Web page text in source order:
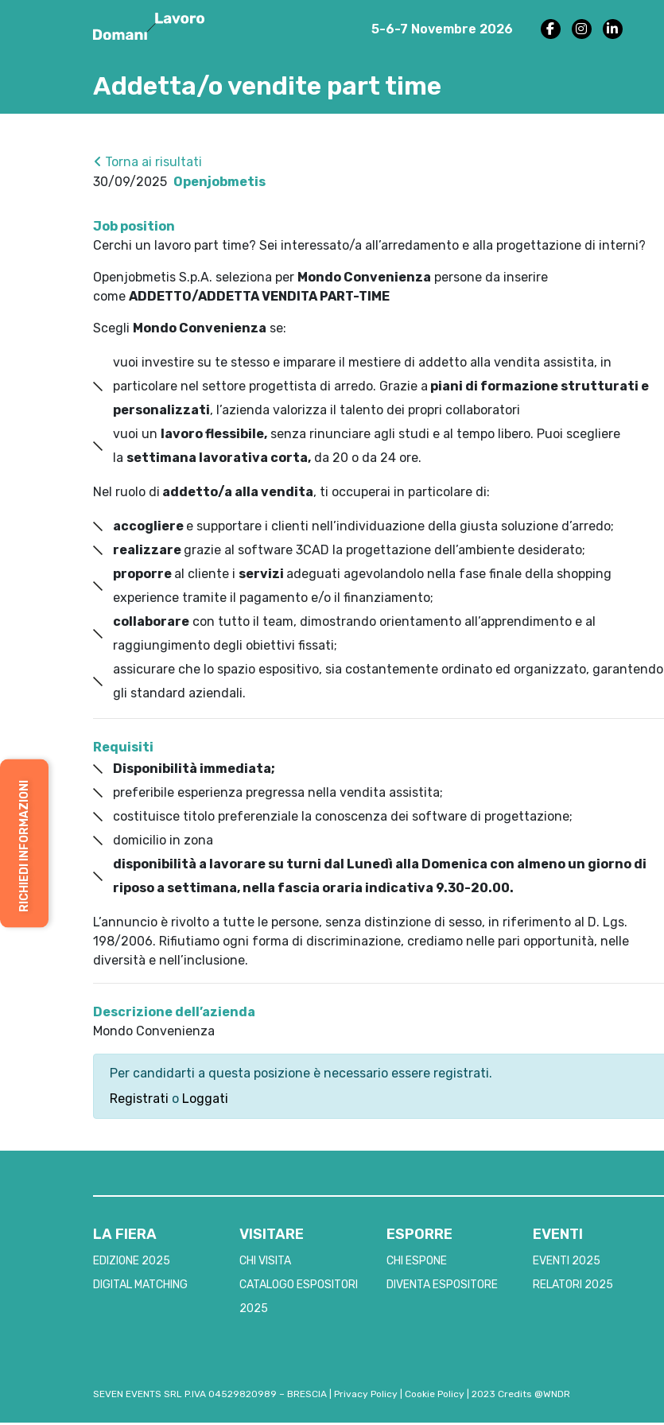
5-6-7 Novembre 2026
RICHIEDI INFORMAZIONI
Addetta/o vendite part time
Torna ai risultati
30/09/2025 Openjobmetis
Job position
Cerchi un lavoro part time? Sei interessato/a all’arredamento e alla progettazione di interni?
Openjobmetis S.p.A. seleziona per Mondo Convenienza persone da inserire
come ADDETTO/ADDETTA VENDITA PART-TIME
Scegli Mondo Convenienza se:
vuoi investire su te stesso e imparare il mestiere di addetto alla vendita assistita, in
particolare nel settore progettista di arredo. Grazie a piani di formazione strutturati e
personalizzati, l’azienda valorizza il talento dei propri collaboratori
vuoi un lavoro flessibile, senza rinunciare agli studi e al tempo libero. Puoi scegliere
la settimana lavorativa corta, da 20 o da 24 ore.
Nel ruolo di addetto/a alla vendita, ti occuperai in particolare di:
accogliere e supportare i clienti nell’individuazione della giusta soluzione d’arredo;
realizzare grazie al software 3CAD la progettazione dell’ambiente desiderato;
proporre al cliente i servizi adeguati agevolandolo nella fase finale della shopping
experience tramite il pagamento e/o il finanziamento;
collaborare con tutto il team, dimostrando orientamento all’apprendimento e al
raggiungimento degli obiettivi fissati;
assicurare che lo spazio espositivo, sia costantemente ordinato ed organizzato, garantendo
gli standard aziendali.
Requisiti
Disponibilità immediata;
preferibile esperienza pregressa nella vendita assistita;
costituisce titolo preferenziale la conoscenza dei software di progettazione;
domicilio in zona
disponibilità a lavorare su turni dal Lunedì alla Domenica con almeno un giorno di
riposo a settimana, nella fascia oraria indicativa 9.30-20.00.
L’annuncio è rivolto a tutte le persone, senza distinzione di sesso, in riferimento al D. Lgs.
198/2006. Rifiutiamo ogni forma di discriminazione, crediamo nelle pari opportunità, nelle
diversità e nell’inclusione.
Descrizione dell’azienda
Mondo Convenienza
Per candidarti a questa posizione è necessario essere registrati.
Registrati o Loggati
LA FIERA
EDIZIONE 2025
DIGITAL MATCHING
VISITARE
CHI VISITA
CATALOGO ESPOSITORI
2025
ESPORRE
CHI ESPONE
DIVENTA ESPOSITORE
EVENTI
EVENTI 2025
RELATORI 2025
SEVEN EVENTS SRL P.IVA 04529820989 – BRESCIA Privacy Policy Cookie Policy 2023 Credits @WNDR